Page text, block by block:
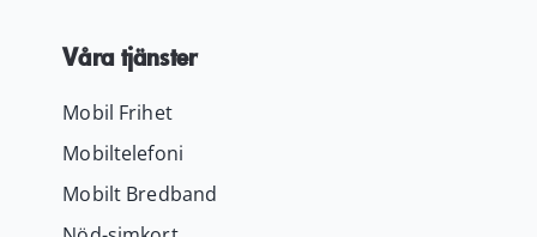
Våra tjänster
Mobil Frihet
Mobiltelefoni
Mobilt Bredband